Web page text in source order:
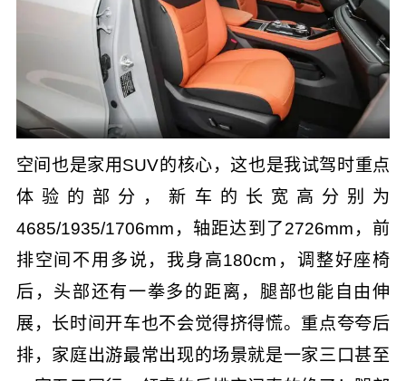
空间也是家用SUV的核心，这也是我试驾时重点
体验的部分，新车的长宽高分别为
4685/1935/1706mm，轴距达到了2726mm，前
排空间不用多说，我身高180cm，调整好座椅
后，头部还有一拳多的距离，腿部也能自由伸
展，长时间开车也不会觉得挤得慌。重点夸夸后
排，家庭出游最常出现的场景就是一家三口甚至